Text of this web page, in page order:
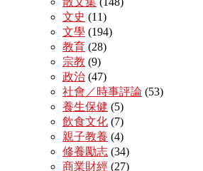
文史 (11)
文學 (194)
教育 (28)
宗教 (9)
政治 (47)
社會／時事評論 (53)
養生保健 (5)
飲食文化 (7)
親子教養 (4)
修養勵志 (34)
商業財經 (27)